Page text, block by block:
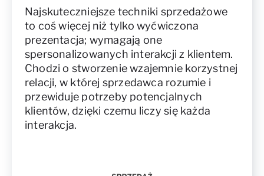
Najskuteczniejsze techniki sprzedażowe
to coś więcej niż tylko wyćwiczona
prezentacja; wymagają one
spersonalizowanych interakcji z klientem.
Chodzi o stworzenie wzajemnie korzystnej
relacji, w której sprzedawca rozumie i
przewiduje potrzeby potencjalnych
klientów, dzięki czemu liczy się każda
interakcja.